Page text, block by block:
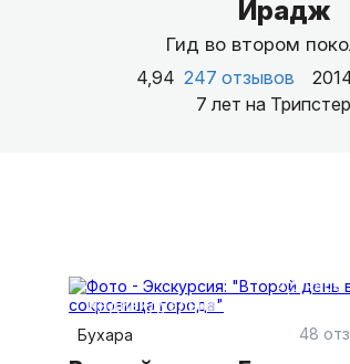
Ирадж
Гид во втором
4,94 247 отзывов
7 лет на
4,5 часа
индивидуальная
Бухара
48